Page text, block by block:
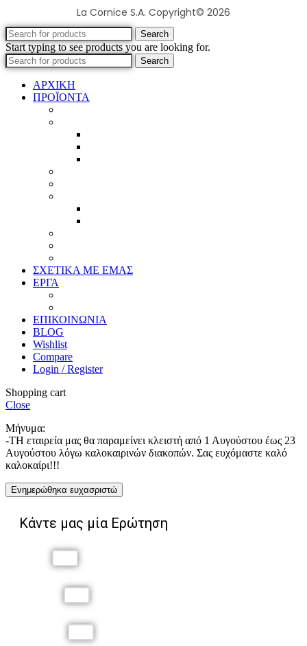
La Cornice S.A. Copyright© 2026
Search
Start typing to see products you are looking for.
Search
ΑΡΧΙΚΗ
ΠΡΟΪΟΝΤΑ
ΣΧΕΤΙΚΑ ΜΕ ΕΜΑΣ
ΕΡΓΑ
ΕΠΙΚΟΙΝΩΝΙΑ
BLOG
Wishlist
Compare
Login / Register
Shopping cart
Close
Μήνυμα:
-ΤΗ εταιρεία μας θα παραμείνει κλειστή από 1 Αυγούστου έως 23
Αυγούστου λόγω καλοκαιρινών διακοπών. Σας ευχόμαστε καλό
καλοκαίρι!!!
Ενημερώθηκα ευχασριστώ
Κάντε μας μία Ερώτηση